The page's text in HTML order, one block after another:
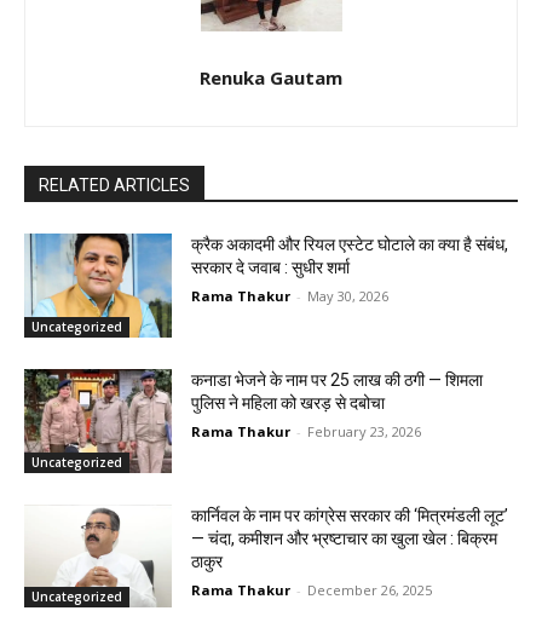
Renuka Gautam
RELATED ARTICLES
Uncategorized
क्रैक अकादमी और रियल एस्टेट घोटाले का क्या है संबंध,
सरकार दे जवाब : सुधीर शर्मा
Rama Thakur - May 30, 2026
Uncategorized
कनाडा भेजने के नाम पर ₹25 लाख की ठगी — शिमला
पुलिस ने महिला को खरड़ से दबोचा
Rama Thakur - February 23, 2026
Uncategorized
कार्निवल के नाम पर कांग्रेस सरकार की ‘मित्रमंडली लूट’
— चंदा, कमीशन और भ्रष्टाचार का खुला खेल : बिक्रम
ठाकुर
Rama Thakur - December 26, 2025